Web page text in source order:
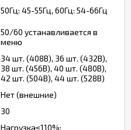
50Гц: 45-55Гц, 60Гц: 54-66Гц
50/60 устанавливается в
меню
34 шт. (408В), 36 шт. (432В),
38 шт. (456В), 40 шт. (480В),
42 шт. (504В), 44 шт. (528В)
Нет (внешние)
30
Нагрузка≤110%: